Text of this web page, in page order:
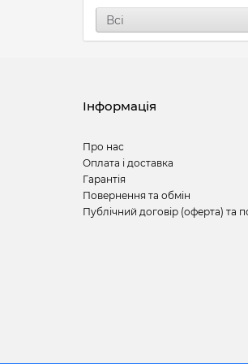
Всі
Інформація
Про нас
Оплата і доставка
Гарантія
Повернення та обмін
Публічний договір (оферта) та